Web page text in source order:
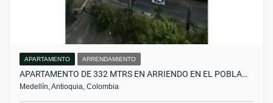
APARTAMENTO ARRENDAMIENTO
APARTAMENTO DE 332 MTRS EN ARRIENDO EN EL POBLA…
Medellín, Antioquia, Colombia